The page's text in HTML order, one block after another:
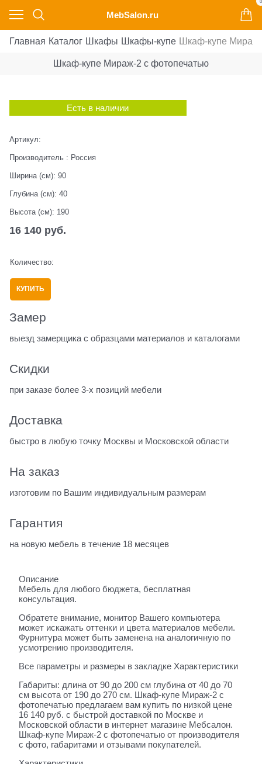
MebSalon.ru
0
Главная Каталог Шкафы Шкафы-купе Шкаф-купе
Шкаф-купе Мираж-2 с фотопечатью
Есть в наличии
Артикул:
Производитель : Россия
Ширина (см): 90
Глубина (см): 40
Высота (см): 190
16 140 руб.
Количество:
КУПИТЬ
Замер
выезд замерщика с образцами материалов и каталогами
Скидки
при заказе более 3-х позиций мебели
Доставка
быстро в любую точку Москвы и Московской области
На заказ
изготовим по Вашим индивидуальным размерам
Гарантия
на новую мебель в течение 18 месяцев
Описание
Мебель для любого бюджета, бесплатная
консультация.
Обратете внимание, монитор Вашего компьютера
может искажать оттенки и цвета материалов мебели.
Фурнитура может быть заменена на аналогичную по
усмотрению производителя.
Все параметры и размеры в закладке Характеристики
Габариты: длина от 90 до 200 см глубина от 40 до 70
см высота от 190 до 270 см. Шкаф-купе Мираж-2 с
фотопечатью предлагаем вам купить по низкой цене
16 140 руб. с быстрой доставкой по Москве и
Московской области в интернет магазине Мебсалон.
Шкаф-купе Мираж-2 с фотопечатью от производителя
с фото, габаритами и отзывами покупателей.